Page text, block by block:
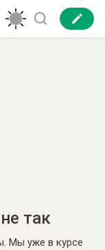
так
Мы уже в курсе